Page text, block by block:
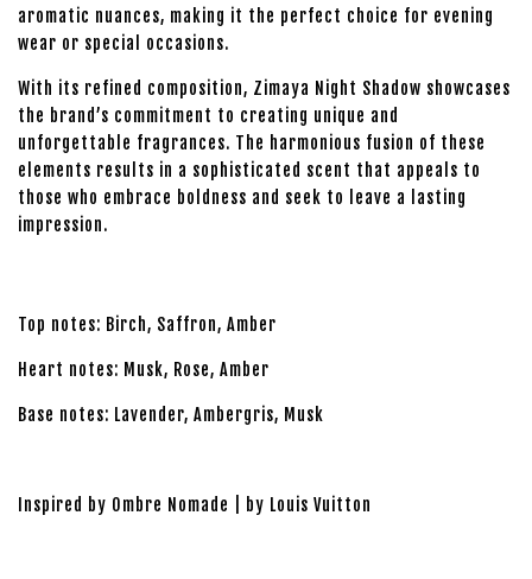
aromatic nuances, making it the perfect choice for evening
wear or special occasions.
With its refined composition, Zimaya Night Shadow showcases
the brand’s commitment to creating unique and
unforgettable fragrances. The harmonious fusion of these
elements results in a sophisticated scent that appeals to
those who embrace boldness and seek to leave a lasting
impression.
Top notes: Birch, Saffron, Amber
Heart notes: Musk, Rose, Amber
Base notes: Lavender, Ambergris, Musk
Inspired by Ombre Nomade | by Louis Vuitton